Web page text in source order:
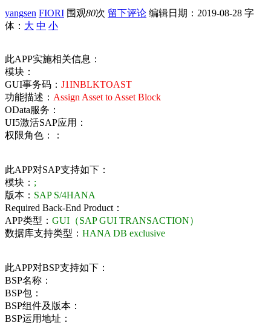
yangsen FIORI 围观80次 留下评论 编辑日期： 2019-08-28 字
体： 大 中 小
此APP实施相关信息：
模块：
GUI事务码： J1INBLKTOAST
功能描述： Assign Asset to Asset Block
OData服务：
UI5激活SAP应用：
权限角色：：
此APP对SAP支持如下：
模块： ;
版本： SAP S/4HANA
Required Back-End Product：
APP类型： GUI（SAP GUI TRANSACTION）
数据库支持类型： HANA DB exclusive
此APP对BSP支持如下：
BSP名称：
BSP包：
BSP组件及版本：
BSP运用地址：